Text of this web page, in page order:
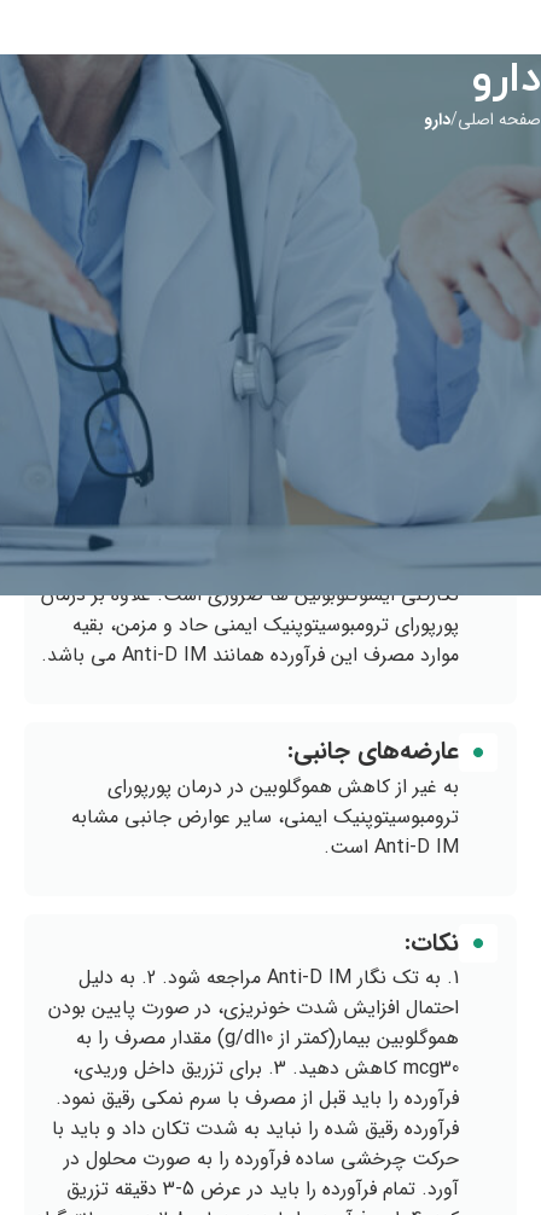
دارو
صفحه اصلی دارو
اطلاعات جامع داروها و بیماری‌ها
در این بخش می‌توانید اطلاعات کامل و به‌روز درباره داروها، کاربردها، عوارض
جانبی و نحوه مصرف آن‌ها را پیدا کنید. همچنین، مطالب علمی و معتبر درباره
بیماری‌های مختلف، علائم، روش‌های درمان و پیشگیری در دسترس شما قرار دارد.
هدف ما ارائه اطلاعات دقیق و کاربردی است تا شما بتوانید بهترین تصمیمات را
برای سلامتی خود بگیرید.
آنتی-دی ایمنوگلوبولین (Anti-D
Immunoglobulin(IV))
توضیحات:
توجه: پيش از مطالعه اين تك نگار، مراجعه به تك
نگاركلي ايمنوگلوبولين ها ضروري است. علاوه بر درمان
پورپوراي ترومبوسيتوپنيك ايمني حاد و مزمن، بقيه
موارد مصرف اين فرآورده همانند Anti-D IM مي باشد.
عارضه‌های جانبی:
به غير از كاهش هموگلوبين در درمان پورپوراي
ترومبوسيتوپنيك ايمني، ساير عوارض جانبي مشابه
Anti-D IM است.
نکات:
1. به تك نگار Anti-D IM مراجعه شود. 2. به دليل
احتمال افزايش شدت خونريزي، در صورت پايين بودن
هموگلوبين بيمار(كمتر از g/dl10) مقدار مصرف را به
mcg30 كاهش دهيد. 3. براي تزريق داخل وريدي،
فرآورده را بايد قبل از مصرف با سرم نمكي رقيق نمود.
فرآورده رقيق شده را نبايد به شدت تكان داد و بايد با
حركت چرخشي ساده فرآورده را به صورت محلول در
آورد. تمام فرآورده را بايد در عرض 5-3 دقيقه تزريق